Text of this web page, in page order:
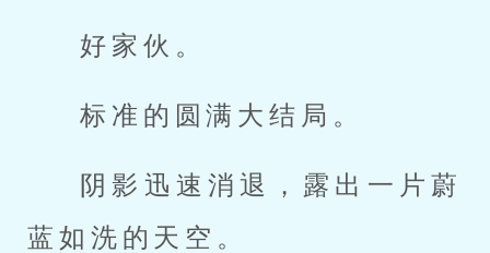
好家伙。
标准的圆满大结局。
阴影迅速消退，露出一片蔚
蓝如洗的天空。